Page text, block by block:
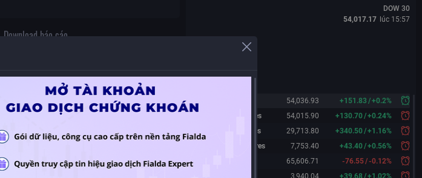
Download báo cáo
DOW 30
54,017.17 lúc 15:57
54,036.93 +151.83 /+0.2%
Dow 30 Futures
54,015.90 +130.70/+0.24%
Nasdaq Futures
29,713.80 +340.50/+1.16%
S&P 500 Futures
7,753.40 +43.40/+0.56%
65,606.71 -76.55/-0.12%
3,940.04 +39.68/+1.02%